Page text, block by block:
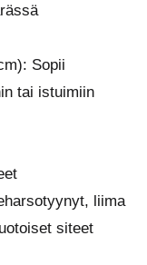
Sopii
tai istuimiin
liima
siteet